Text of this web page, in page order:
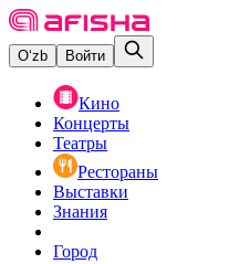
O‘zb Войти
Кино
Концерты
Театры
Рестораны
Выставки
Знания
Город